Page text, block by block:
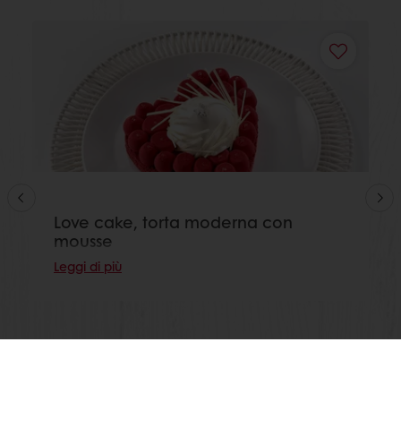
Love cake, torta moderna con
mousse
Leggi di più